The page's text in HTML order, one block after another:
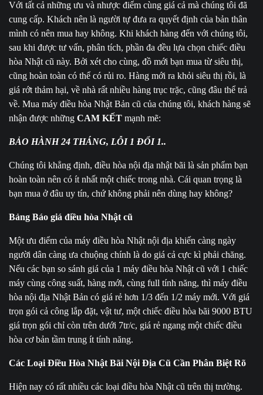
Với tất cả những ưu và nhược điểm cùng giá cả mà chúng tôi đã
cung cấp. Khách nên là người tự đưa ra quyết định của bản thân
mình có nên mua hay không. Khi khách hàng đến với chúng tôi,
sau khi được tư vấn, phân tích, phần đa đều lựa chọn chiếc điều
hòa Nhật cũ này. Bởi xét cho cùng, đồ mới bạn mua từ siêu thị,
cũng hoàn toàn có thể có rủi ro. Hàng mới ra khỏi siêu thị rồi, là
giá rớt thảm hại, về nhà rất nhiều hàng trục trặc, cũng đâu thể trả
về. Mua máy điều hòa Nhật Bản cũ của chúng tôi, khách hàng sẽ
nhận được những CAM KẾT mạnh mẽ:
BẢO HÀNH 24 THÁNG, LỖI 1 ĐỔI 1..
Chúng tôi khẳng định, điều hòa nội địa nhật bãi là sản phẩm bạn
hoàn toàn nên có ít nhất một chiếc trong nhà. Cái quan trọng là
bạn mua ở đâu uy tín, chứ không phải nên dùng hay không?
Bảng Báo giá điều hòa Nhật cũ
Một ưu điểm của máy điều hòa Nhật nội địa khiến càng ngày
người dân càng ưa chuộng chính là do giá cả cực kì phải chăng.
Nếu các bạn so sánh giá của 1 máy điều hòa Nhật cũ với 1 chiếc
máy cùng công suất, hàng mới, cùng full tính năng, thì máy điều
hòa nội địa Nhật Bản có giá rẻ hơn 1/3 đến 1/2 máy mới. Với giá
trọn gói cả công lắp đặt, vật tư, một chiếc điều hòa bãi 9000 BTU
giá trọn gói chỉ còn trên dưới 7tr/c, giá rẻ ngang một chiếc điều
hòa cơ bản tầm trung ít tính năng.
Các Loại Điều Hòa Nhật Bãi Nội Địa Cũ Cần Phân Biệt Rõ
Hiện nay có rất nhiều các loại điều hòa Nhật cũ trên thị trường.